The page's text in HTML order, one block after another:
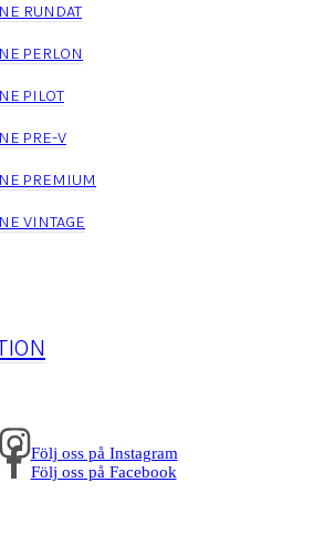
RUNDAT
PERLON
PILOT
PRE-V
PREMIUM
VINTAGE
Följ oss på Instagram
Följ oss på Facebook